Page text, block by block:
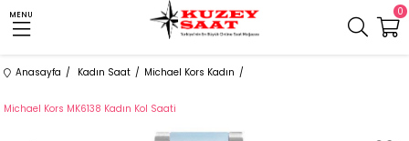
MENU 0
Anasayfa Kadın Saat Michael Kors Kadın
Michael Kors MK6138 Kadın Kol Saati